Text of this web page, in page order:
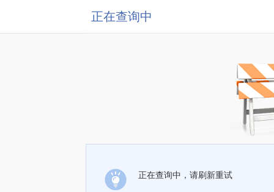
正在查询中
正在查询中，请刷新重试